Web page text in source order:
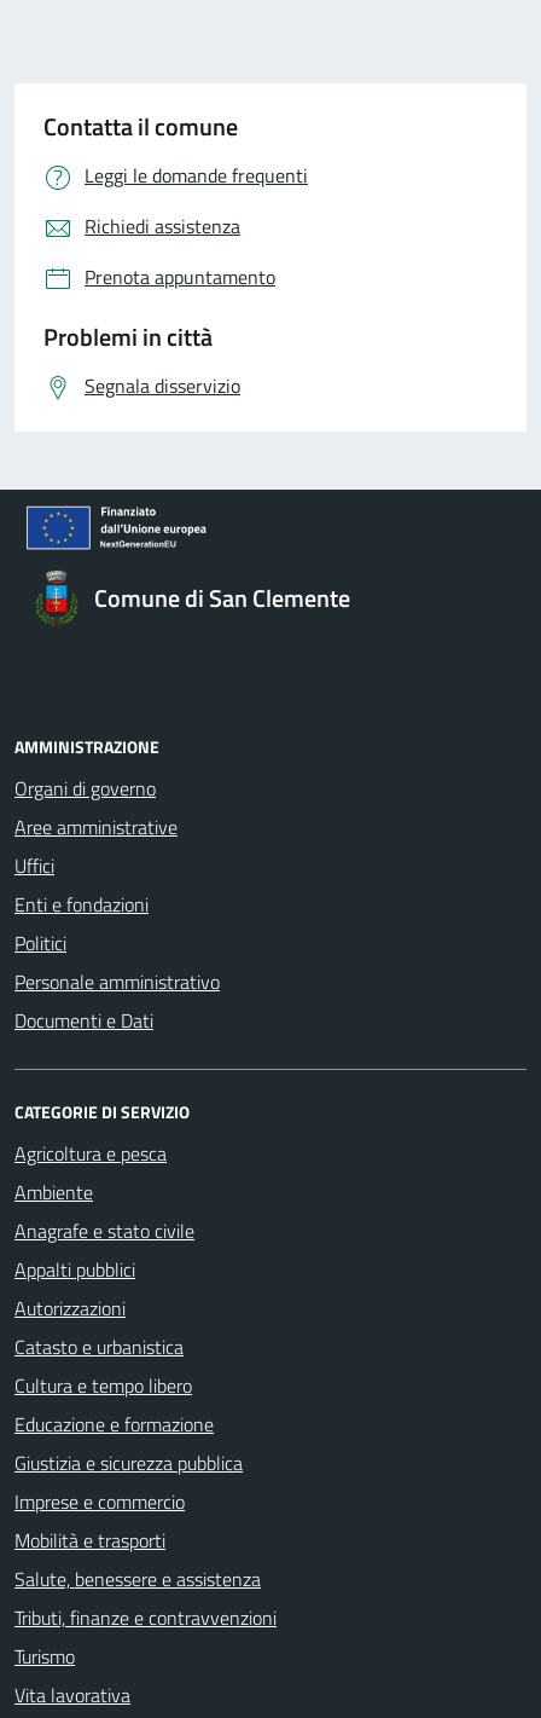
Contatta il comune
Leggi le domande frequenti
Richiedi assistenza
Prenota appuntamento
Problemi in città
Segnala disservizio
Comune di San Clemente
AMMINISTRAZIONE
Organi di governo
Aree amministrative
Uffici
Enti e fondazioni
Politici
Personale amministrativo
Documenti e Dati
CATEGORIE DI SERVIZIO
Agricoltura e pesca
Ambiente
Anagrafe e stato civile
Appalti pubblici
Autorizzazioni
Catasto e urbanistica
Cultura e tempo libero
Educazione e formazione
Giustizia e sicurezza pubblica
Imprese e commercio
Mobilità e trasporti
Salute, benessere e assistenza
Tributi, finanze e contravvenzioni
Turismo
Vita lavorativa